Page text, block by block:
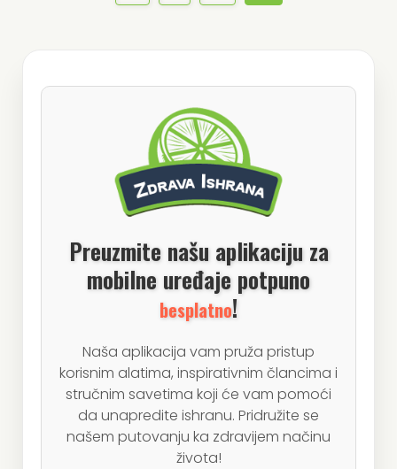
Preuzmite našu aplikaciju za
mobilne uređaje potpuno
besplatno!
Naša aplikacija vam pruža pristup
korisnim alatima, inspirativnim člancima i
stručnim savetima koji će vam pomoći
da unapredite ishranu. Pridružite se
našem putovanju ka zdravijem načinu
života!